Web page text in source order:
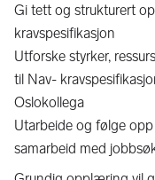
Gi tett og strukturert
kravspesifikasjon
Utforske styrker,
til Nav-
Oslokollega
Utarbeide og følge
samarbeid med